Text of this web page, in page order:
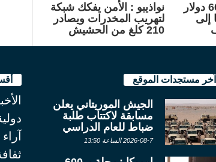
امريكا : رحلة بـ 600 دولار
إلى
نواذيبو : الأمن يفكك شبكة
لتهريب المخدرات ويصادر
210 كلغ من الحشيش
آخر مستجدات الموقع
الجيش الموريتاني يعلن
مسابقة لاكتتاب طلبة
ضباط للعام الدراسي
2026-08-7 الساعة 13:50
آراء